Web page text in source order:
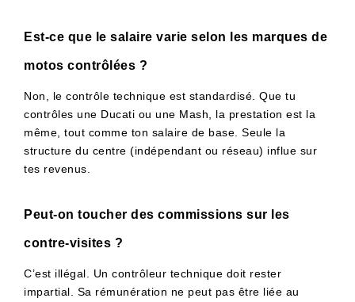
Est-ce que le salaire varie selon les marques de
motos contrôlées ?
Non, le contrôle technique est standardisé. Que tu
contrôles une Ducati ou une Mash, la prestation est la
même, tout comme ton salaire de base. Seule la
structure du centre (indépendant ou réseau) influe sur
tes revenus.
Peut-on toucher des commissions sur les
contre-visites ?
C’est illégal. Un contrôleur technique doit rester
impartial. Sa rémunération ne peut pas être liée au